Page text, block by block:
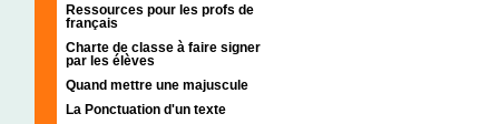
Ressources pour les profs de
français
Charte de classe à faire signer
par les élèves
Quand mettre une majuscule
La Ponctuation d'un texte